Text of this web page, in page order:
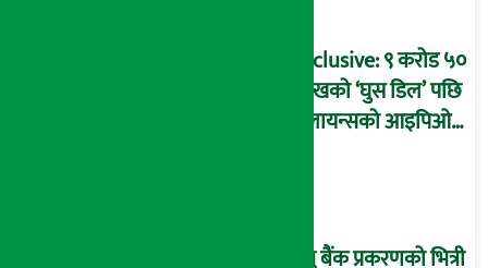
आरोप !
Exclusive: ९ करोड ५०
लाखको ‘घुस डिल’ पछि
रिलायन्सको आइपिओ
प्रभु बैंक प्रकरणको भित्री